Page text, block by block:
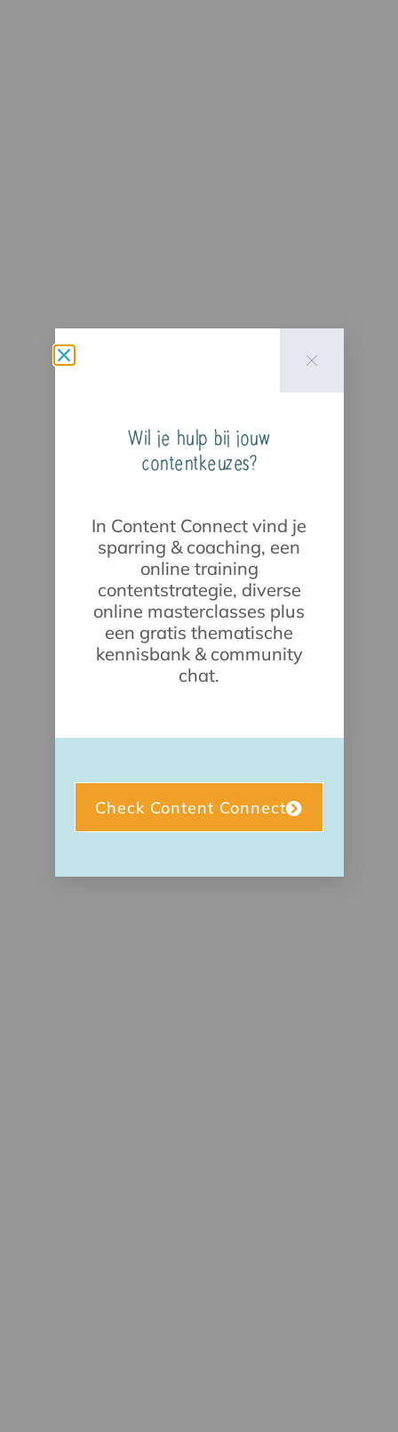
Wil je hulp bij jouw
contentkeuzes?
In Content Connect vind je
sparring & coaching, een
online training
contentstrategie, diverse
online masterclasses plus
een gratis thematische
kennisbank & community
chat.
Check Content Connect